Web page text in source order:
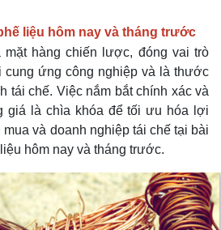
liệu hôm nay và tháng trước
hàng chiến lược, đóng vai trò
cung ứng công nghiệp và là thước
tái chế. Việc nắm bắt chính xác và
giá là chìa khóa để tối ưu hóa lợi
và doanh nghiệp tái chế tại bài
hôm nay và tháng trước.